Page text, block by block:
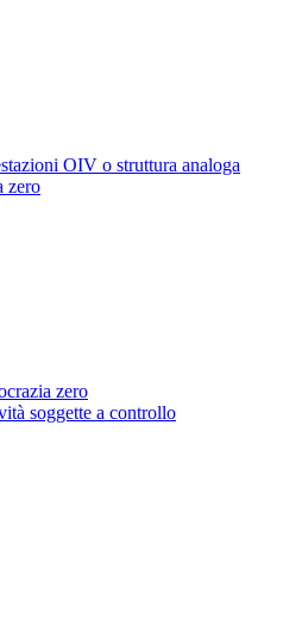
OIV o struttura analoga
zero
zero
soggette a controllo